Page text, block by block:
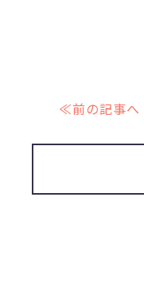
≪前の記事へ